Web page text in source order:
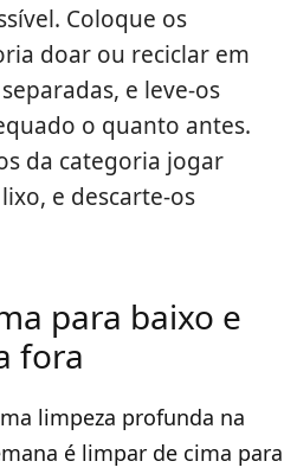
Coloque os
doar ou reciclar em
e leve-os
o quanto antes.
da categoria jogar
e descarte-os
para baixo e
fora
limpeza profunda na
é limpar de cima para